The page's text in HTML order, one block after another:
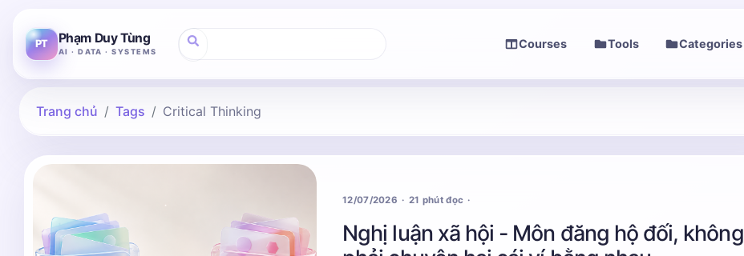
PT Phạm Duy Tùng
AI · DATA · SYSTEMS
Courses Tools Categories
Trang chủ Tags Critical Thinking
12/07/2026 21 phút đọc
Nghị luận xã hội - Môn đăng hộ đối, không